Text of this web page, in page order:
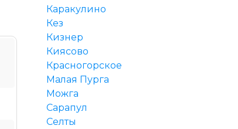
Каракулино
Кез
Кизнер
Киясово
Красногорское
Малая Пурга
Можга
Сарапул
Селты